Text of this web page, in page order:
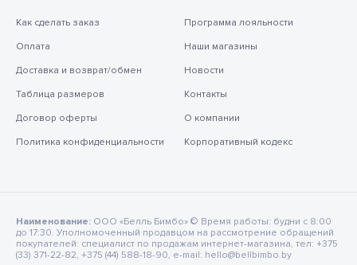
Как сделать заказ
Оплата
Доставка и возврат/обмен
Таблица размеров
Договор оферты
Политика конфиденциальности
Программа лояльности
Наши магазины
Новости
Контакты
О компании
Корпоративный кодекс
Наименование: ООО «Белль Бимбо» © Время работы: будни с 8:00
до 17:30. Уполномоченный продавцом на рассмотрение обращений
покупателей: специалист по продажам интернет-магазина, тел: +375
(33) 371-22-82, +375 (44) 588-18-90, e-mail: hello@bellbimbo.by